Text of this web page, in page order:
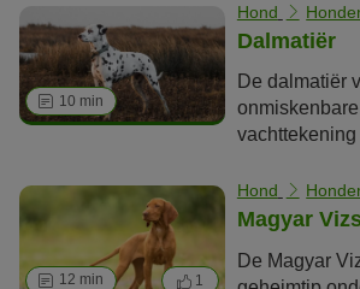
ook leuk
je hond te
10 min
Hond
Dalmatiër
De dalmatiër
trouwe
metgezel een
viervoeters
12 min 1
Hond
Magyar
De Magyar